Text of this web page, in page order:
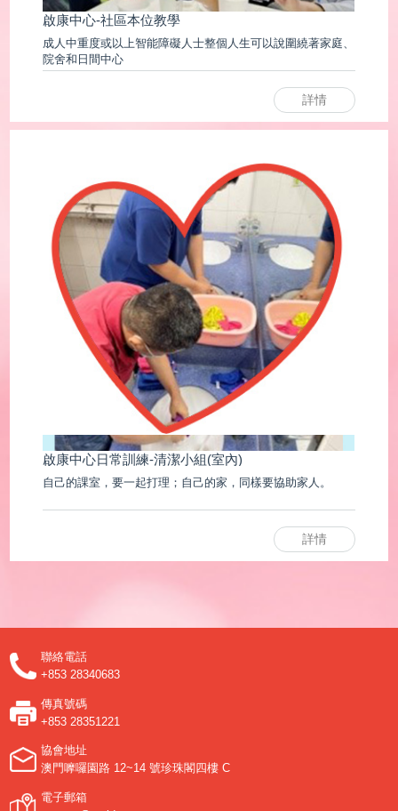
啟康中心-社會適應教學
「適應」意指有機體與環境建立和諧與均衡之關係過程。
詳情
啟康中心推出聯乘產品-宇恆的澳妙世界公益茶
啟康中心推出聯乘產品--<<宇恆的"澳"妙世界公益茶>>
詳情
聯絡電話
+853 28340683
傳真號碼
+853 28351221
協會地址
澳門嚤囉園路 12~14 號珍珠閣四樓 C
電子郵箱